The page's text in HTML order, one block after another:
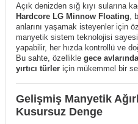
Açık denizden sığ kıyı sularına
Hardcore LG Minnow Floating ,
anlarını yaşamak isteyenler için
manyetik sistem teknolojisi
yapabilir, her hızda kontrollü ve
Bu sahte, özellikle gece
yırtıcı türler için mükemmel bir
Gelişmiş Manyetik
Kusursuz Denge